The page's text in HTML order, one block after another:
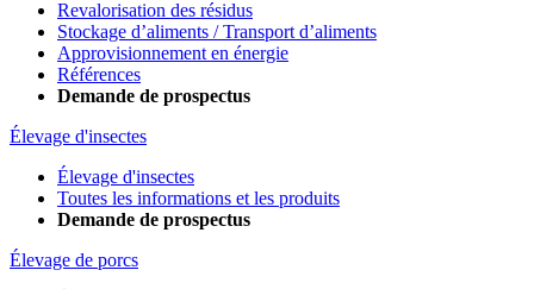
Revalorisation des résidus
Stockage d’aliments / Transport d’aliments
Approvisionnement en énergie
Références
Demande de prospectus
Élevage d'insectes
Élevage d'insectes
Toutes les informations et les produits
Demande de prospectus
Élevage de porcs